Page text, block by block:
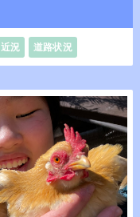
近況 道路状況